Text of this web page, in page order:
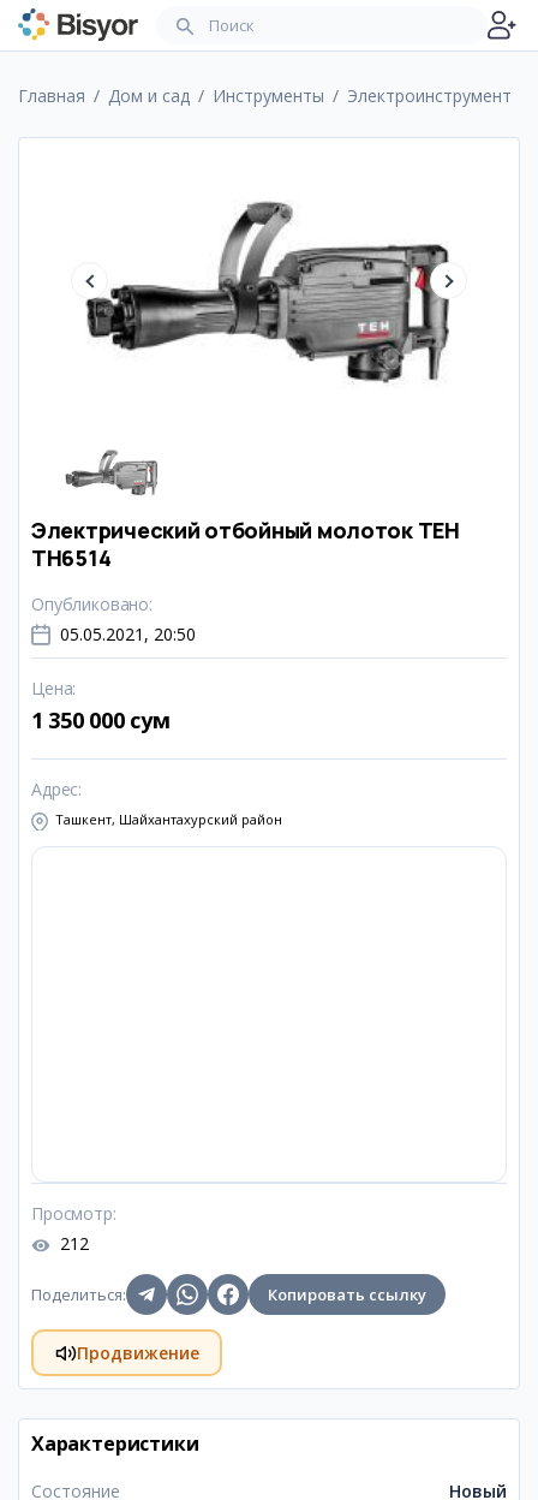
Главная Дом и сад Инструменты Электроинструмент
Электрический отбойный молоток TEH
TH6514
Опубликовано:
05.05.2021, 20:50
Цена:
1 350 000 сум
Адрес:
Ташкент, Шайхантахурский район
Просмотр:
212
Поделиться: Копировать ссылку
Продвижение
Характеристики
Состояние Новый